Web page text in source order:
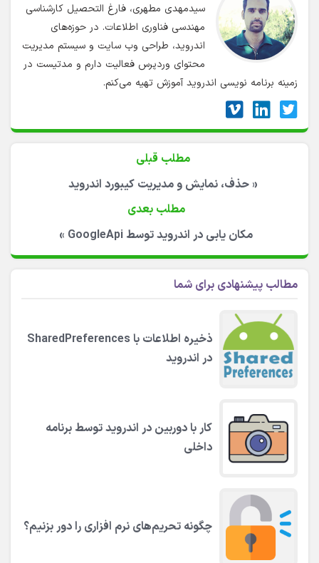
سیدمهدی مطهری، فارغ التحصیل کارشناسی
مهندسی فناوری اطلاعات. در حوزه‌های
اندروید، طراحی وب سایت و سیستم مدیریت
محتوای وردپرس فعالیت دارم و مدتیست در
زمینه برنامه نویسی اندروید آموزش تهیه می‌کنم.
مطلب قبلی
« حذف، نمایش و مدیریت کیبورد اندروید
مطلب بعدی
مکان یابی در اندروید توسط GoogleApi
»
مطالب پیشنهادی برای شما
ذخیره اطلاعات با SharedPreferences
در اندروید
کار با دوربین در اندروید توسط برنامه
داخلی
چگونه تحریم‌های نرم افزاری را دور بزنیم؟